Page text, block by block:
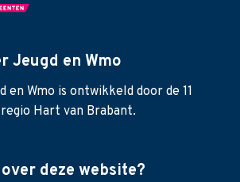
Jeugd en Wmo
en Wmo is ontwikkeld door de 11
Hart van Brabant.
deze website?